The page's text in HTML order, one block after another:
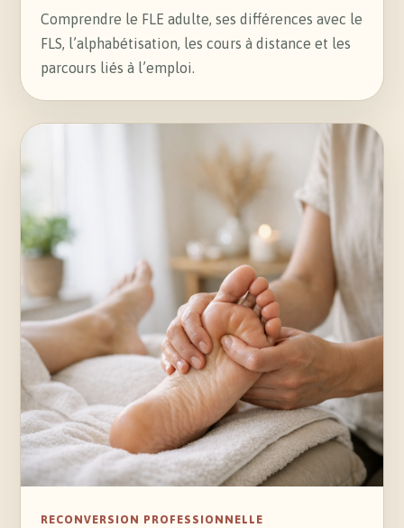
Comprendre le FLE adulte, ses différences avec le
FLS, l’alphabétisation, les cours à distance et les
parcours liés à l’emploi.
RECONVERSION PROFESSIONNELLE